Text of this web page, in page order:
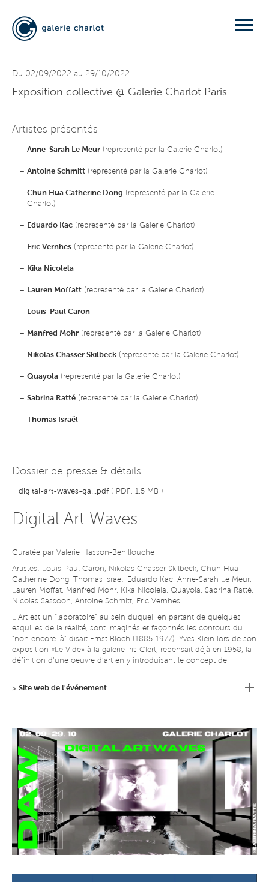
Du 02/09/2022 au 29/10/2022
Exposition collective @ Galerie Charlot Paris
Artistes présentés
+ Anne-Sarah Le Meur (representé par la Galerie Charlot)
+ Antoine Schmitt (representé par la Galerie Charlot)
+ Chun Hua Catherine Dong (representé par la Galerie
Charlot)
+ Eduardo Kac (representé par la Galerie Charlot)
+ Eric Vernhes (representé par la Galerie Charlot)
+ Kika Nicolela
+ Lauren Moffatt (representé par la Galerie Charlot)
+ Louis-Paul Caron
+ Manfred Mohr (representé par la Galerie Charlot)
+ Nikolas Chasser Skilbeck (representé par la Galerie Charlot)
+ Quayola (representé par la Galerie Charlot)
+ Sabrina Ratté (representé par la Galerie Charlot)
+ Thomas Israël
Dossier de presse & détails
digital-art-waves-ga...pdf ( PDF, 1.5 MB )
Digital Art Waves
Curatée par Valerie Hasson-Benillouche
Artistes: Louis-Paul Caron, Nikolas Chasser Skilbeck, Chun Hua
Catherine Dong, Thomas Israel, Eduardo Kac, Anne-Sarah Le Meur,
Lauren Moffat, Manfred Mohr, Kika Nicolela, Quayola, Sabrina Ratté,
Nicolas Sassoon, Antoine Schmitt, Eric Vernhes.
L’Art est un “laboratoire” au sein duquel, en partant de quelques
esquilles de la réalité, sont imaginés et façonnés les contours du
“non encore là” disait Ernst Bloch (1885-1977). Yves Klein lors de son
exposition «Le Vide» à la galerie Iris Clert, repensait déjà en 1958, la
définition d’une oeuvre d’art en y introduisant le concept de
numérique » ?. Les artistes se sont toujours emparés des nouvelles
Art/Sciences/Technologies s’imbriquent et fusionnent au travers de
la créativité des artistes. Ces outils numériques ouvrent de nouvelles
perspectives dans le concept même de l’oeuvre d’art où matériel et
immatériel se côtoient et nous transportent vers des univers
inconnus et fascinants. Ces oeuvres numériques, vidéos,
photographiques, génératives, interactives, utilisant l’IA, RA ou RV,
occupent une place grandissante sur le marché de l’art
contemporain et s’acquièrent en monnaie fiduciaire ou crypto-
monnaie. Certificats d’authenticité et sauvegarde s’établissent, selon
le mode d’achat, sur une clé USB, un document papier ou sur la
Blokchain pour les NFT. Les multiples formes de l’art numérique
constituent autant d’expériences à vivre individuellement qu’à
> Site web de l'événement